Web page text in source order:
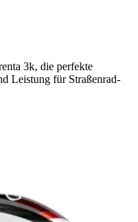
3k, die perfekte
Leistung für Straßenrad-